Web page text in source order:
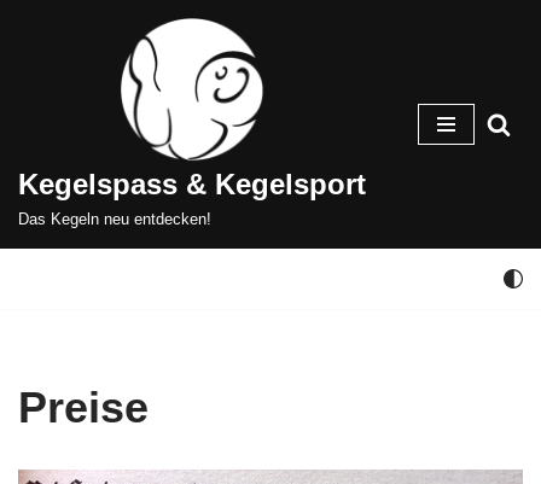
Kegelspass & Kegelsport
Das Kegeln neu entdecken!
Preise